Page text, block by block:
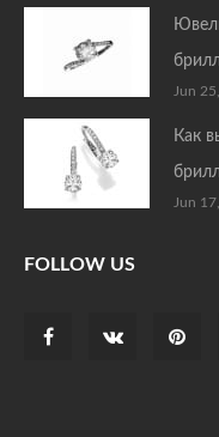
Jun
Как
Jun
FOLLOW US